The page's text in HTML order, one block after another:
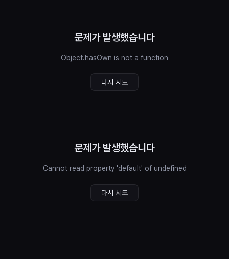
문제가 발생했습니다
Object.hasOwn is not a function
다시 시도
문제가 발생했습니다
Cannot read property 'default' of undefined
다시 시도